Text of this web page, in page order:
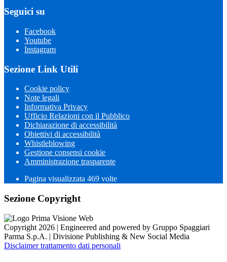
Seguici su
Facebook
Youtube
Instagram
Sezione Link Utili
Cookie policy
Note legali
Informativa Privacy
Ufficio Relazioni con il Pubblico
Dichiarazione di accessibilità
Obiettivi di accessibilità
Whistleblowing
Gestione consensi cookie
Amministrazione trasparente
Pagina visualizzata 469 volte
Sezione Copyright
Copyright 2026 | Engineered and powered by Gruppo Spaggiari
Parma S.p.A. | Divisione Publishing & New Social Media
Disclaimer trattamento dati personali